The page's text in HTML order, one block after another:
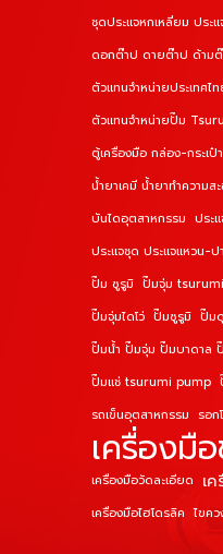
ชุดประแจหกเหลี่ยม ประแ
ดอกต๊าป ดายต๊าป ด้าม
ตัวแทนจำหน่ายประเทศไ
ตัวแทนจำหน่ายปั๊ม
ตู้เครื่องมือ กล่อง-กระเป๋
น้ำยาเคมี น้ำยาทำความส
บันไดอุตสาหกรรม ประ
ประแจชุด ประแจแหวน-ป
ปั๊ม ซูรูมิ ปั๊มจุ่ม tsurumi
ปั๊มจุ่มไดโว่ ปั๊มซูรูมิ ปั๊ม
ปั๊มน้ำ ปั๊มจุ่ม ปั๊มบาดาล
ปั๊มแช่ tsurumi pump
รถเข็นอุตสาหกรรม รอก
เครื่องมื
เครื่องมือวัดละเอียด เ
เครื่องมือไฮโดรลิค ไขคว